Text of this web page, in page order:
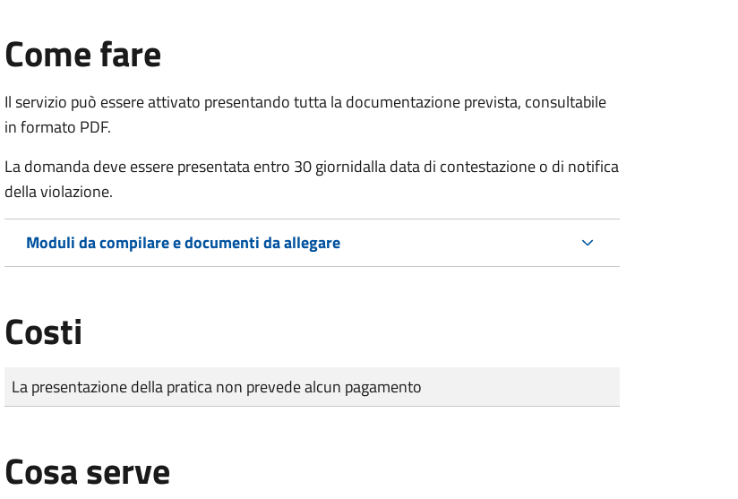
Come fare
Il servizio può essere attivato presentando tutta la documentazione prevista, consultabile
in formato PDF.
La domanda deve essere presentata entro 30 giornidalla data di contestazione o di notifica
della violazione.
Moduli da compilare e documenti da allegare
Costi
Tipo di pagamento
Importo
La presentazione della pratica non prevede alcun pagamento
Cosa serve